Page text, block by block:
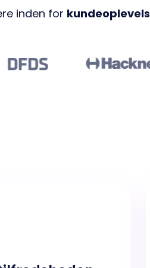
inden for